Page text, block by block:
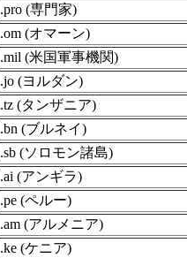
.pro (専門家)
.om (オマーン)
.mil (米国軍事機関)
.jo (ヨルダン)
.tz (タンザニア)
.bn (ブルネイ)
.sb (ソロモン諸島)
.ai (アンギラ)
.pe (ペルー)
.am (アルメニア)
.ke (ケニア)